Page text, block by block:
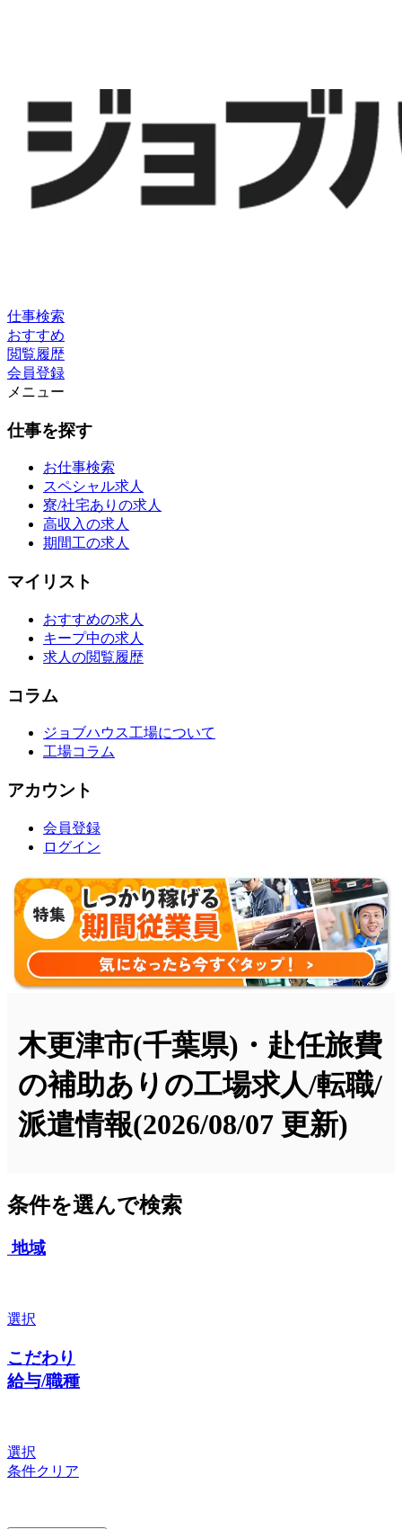
仕事検索
おすすめ
閲覧履歴
会員登録
メニュー
仕事を探す
お仕事検索
スペシャル求人
寮/社宅ありの求人
高収入の求人
期間工の求人
マイリスト
おすすめの求人
キープ中の求人
求人の閲覧履歴
コラム
ジョブハウス工場について
工場コラム
アカウント
会員登録
ログイン
木更津市(千葉県)・赴任旅費
の補助ありの工場求人/転職/
派遣情報(2026/08/07 更新)
条件を選んで検索
地域
選択
こだわり
給与/職種
選択
条件クリア